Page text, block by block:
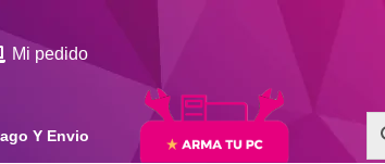
Mi pedido
Y Envio